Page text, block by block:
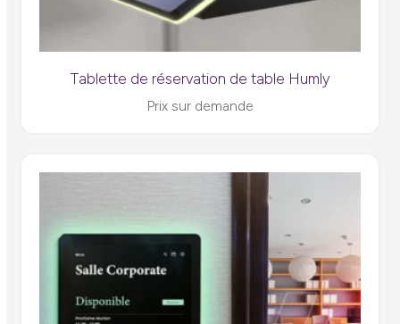
Tablette de réservation de table Humly
Prix sur demande